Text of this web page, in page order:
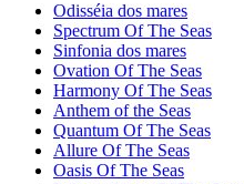
Odisséia dos mares
Spectrum Of The Seas
Sinfonia dos mares
Ovation Of The Seas
Harmony Of The Seas
Anthem of the Seas
Quantum Of The Seas
Allure Of The Seas
Oasis Of The Seas